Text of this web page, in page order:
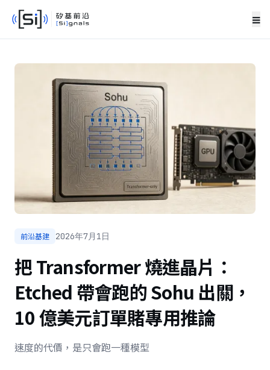
≡
前沿基建 2026年7月1日
把 Transformer 燒進晶片：
Etched 帶會跑的 Sohu 出關，
10 億美元訂單賭專用推論
速度的代價，是只會跑一種模型